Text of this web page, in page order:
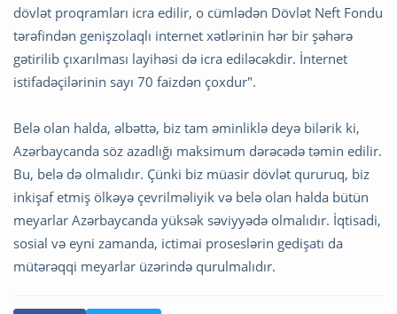
dövlət proqramları icra edilir, o cümlədən Dövlət Neft Fondu
tərəfindən genişzolaqlı internet xətlərinin hər bir şəhərə
gətirilib çıxarılması layihəsi də icra ediləcəkdir. İnternet
istifadəçilərinin sayı 70 faizdən çoxdur".
Belə olan halda, əlbəttə, biz tam əminliklə deyə bilərik ki,
Azərbaycanda söz azadlığı maksimum dərəcədə təmin edilir.
Bu, belə də olmalıdır. Çünki biz müasir dövlət qururuq, biz
inkişaf etmiş ölkəyə çevrilməliyik və belə olan halda bütün
meyarlar Azərbaycanda yüksək səviyyədə olmalıdır. İqtisadi,
sosial və eyni zamanda, ictimai proseslərin gedişatı da
mütərəqqi meyarlar üzərində qurulmalıdır.